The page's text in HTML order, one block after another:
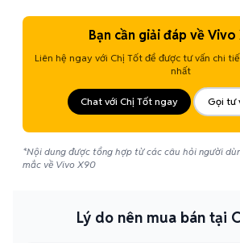
Bạn cần giải đáp về Vivo
Liên hệ ngay với Chị Tốt để được tư vấn chi
nhất
Chat với Chị Tốt ngay Gọi tư
*Nội dung được tổng hợp từ các câu hỏi người
mắc về Vivo X90
Lý do nên mua bán tại